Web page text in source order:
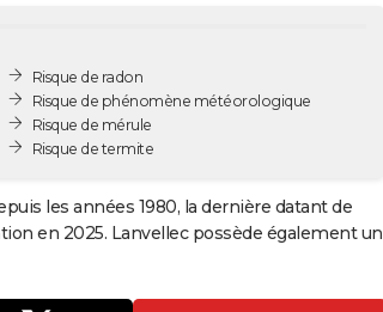
Risque de radon
Risque de phénomène météorologique
Risque de mérule
Risque de termite
les années 1980, la dernière datant de
en 2025. Lanvellec possède également un